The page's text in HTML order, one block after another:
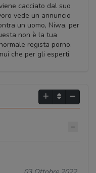
cacciato dal suo
vede un annuncio
un uomo, Niwa, per
non è la tua
regista porno.
che per gli esperti.